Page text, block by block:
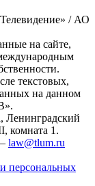
/ АО
на сайте,
текстовых,
на данном
Ленинградский
комната 1.
law@tlum.ru
персональных